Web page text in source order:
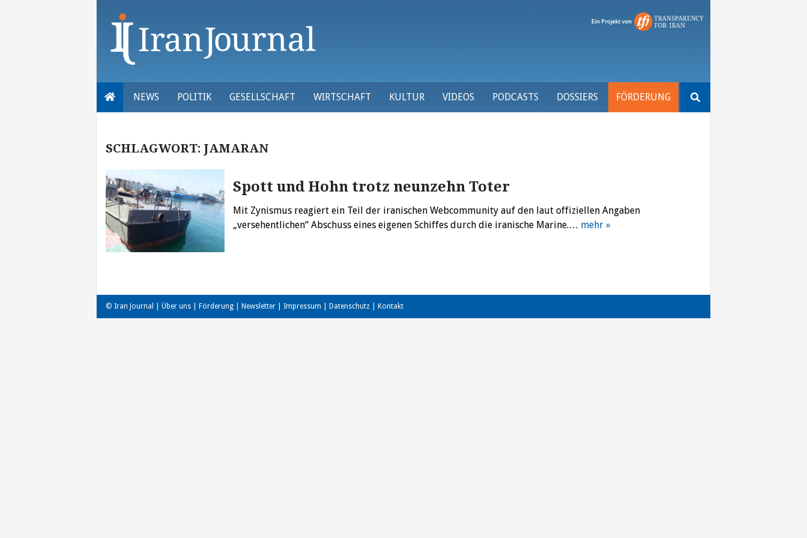
NEWS POLITIK GESELLSCHAFT WIRTSCHAFT KULTUR VIDEOS PODCASTS DOSSIERS FÖRDERUNG
nach:
SCHLAGWORT: JAMARAN
Spott und Hohn trotz neunzehn Toter
Mit Zynismus reagiert ein Teil der iranischen Webcommunity auf den laut offiziellen Angaben
„versehentlichen“ Abschuss eines eigenen Schiffes durch die iranische Marine.… mehr »
© Iran Journal | Über uns Förderung Newsletter Impressum Datenschutz Kontakt